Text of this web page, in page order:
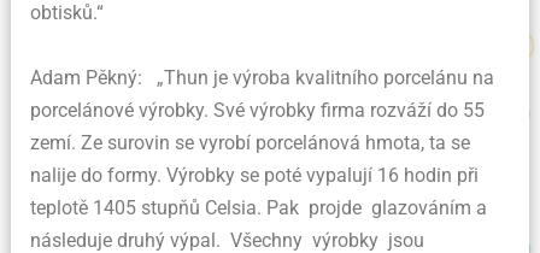
obtisků.“
Adam Pěkný: „Thun je výroba kvalitního porcelánu na
porcelánové výrobky. Své výrobky firma rozváží do 55
zemí. Ze surovin se vyrobí porcelánová hmota, ta se
nalije do formy. Výrobky se poté vypalují 16 hodin při
teplotě 1405 stupňů Celsia. Pak projde glazováním a
následuje druhý výpal. Všechny výrobky jsou